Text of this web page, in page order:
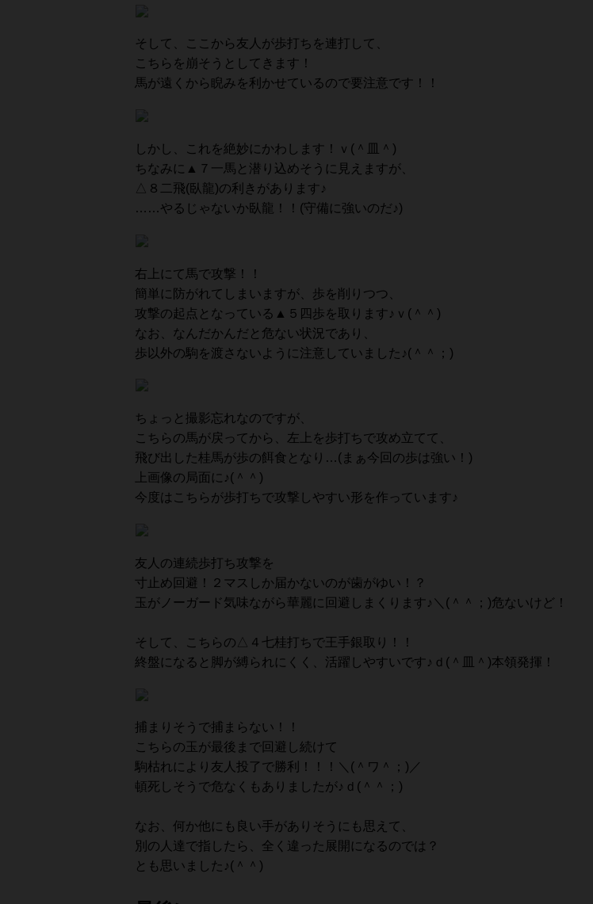
そして、ここから友人が歩打ちを連打して、
こちらを崩そうとしてきます！
馬が遠くから睨みを利かせているので要注意です！！
しかし、これを絶妙にかわします！ｖ(＾皿＾)
ちなみに▲７一馬と潜り込めそうに見えますが、
△８二飛(臥龍)の利きがあります♪
……やるじゃないか臥龍！！(守備に強いのだ♪)
右上にて馬で攻撃！！
簡単に防がれてしまいますが、歩を削りつつ、
攻撃の起点となっている▲５四歩を取ります♪ｖ(＾＾)
なお、なんだかんだと危ない状況であり、
歩以外の駒を渡さないように注意していました♪(＾＾；)
ちょっと撮影忘れなのですが、
こちらの馬が戻ってから、左上を歩打ちで攻め立てて、
飛び出した桂馬が歩の餌食となり…(まぁ今回の歩は強い！)
上画像の局面に♪(＾＾)
今度はこちらが歩打ちで攻撃しやすい形を作っています♪
友人の連続歩打ち攻撃を
寸止め回避！２マスしか届かないのが歯がゆい！？
玉がノーガード気味ながら華麗に回避しまくります♪＼(＾＾；)危ないけど！
そして、こちらの△４七桂打ちで王手銀取り！！
終盤になると脚が縛られにくく、活躍しやすいです♪ｄ(＾皿＾)本領発揮！
捕まりそうで捕まらない！！
こちらの玉が最後まで回避し続けて
駒枯れにより友人投了で勝利！！！＼(＾ワ＾；)／
頓死しそうで危なくもありましたが♪ｄ(＾＾；)
なお、何か他にも良い手がありそうにも思えて、
別の人達で指したら、全く違った展開になるのでは？
とも思いました♪(＾＾)